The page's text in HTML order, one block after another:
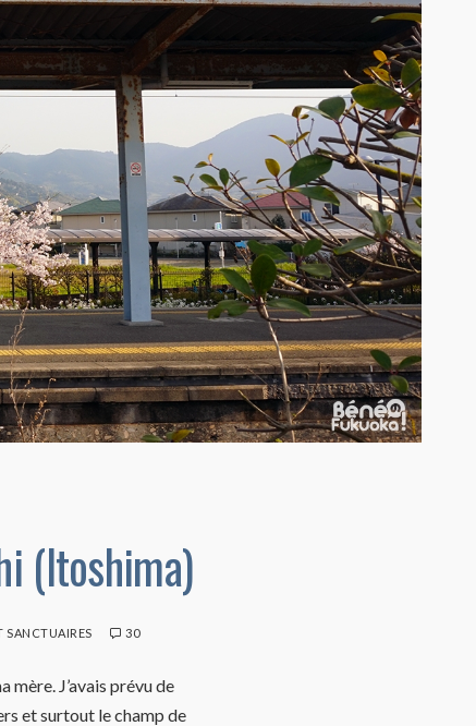
(Itoshima)
SANCTUAIRES 30
J’avais prévu de
et surtout le champ de